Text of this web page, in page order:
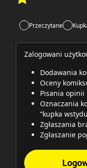
Rate this
Przeczytane
Zalogowani
Dodawania
Oceny
Pisania opinii
Oznaczania
“kupka
Zgłaszania
Zgłaszanie